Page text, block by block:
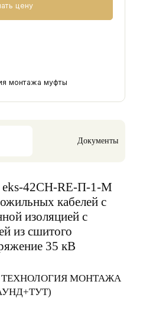
цену
монтажа муфты
Документы
42CH-RE-П-1-M
кабелей с
изоляцией с
из сшитого
35 кВ
МОНТАЖА